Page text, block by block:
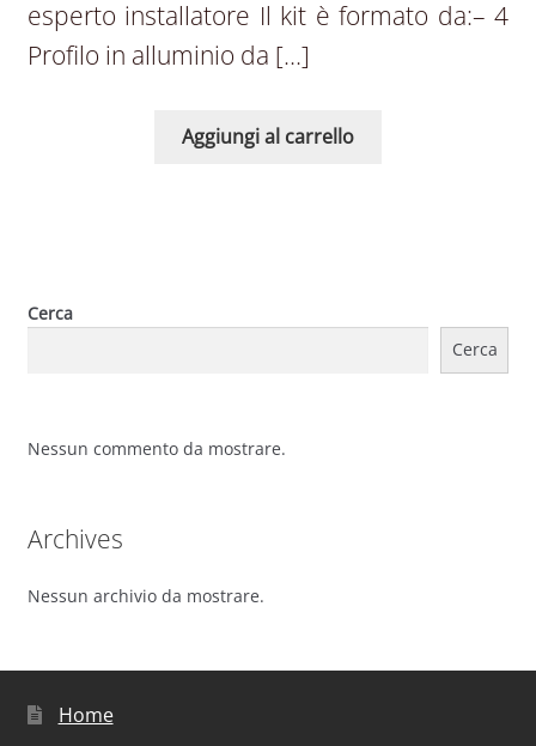
esperto installatore Il kit è formato da:– 4
Profilo in alluminio da […]
Aggiungi al carrello
Cerca
Cerca
Nessun commento da mostrare.
Archives
Nessun archivio da mostrare.
Home